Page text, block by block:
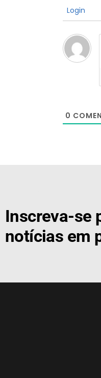
Login
0
Inscreva-se
notícias em